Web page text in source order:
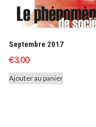
Septembre 2017
€3,00
Ajouter au panier